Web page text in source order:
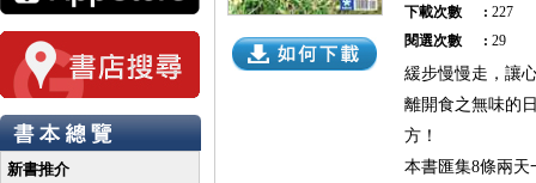
新書推介
下載次數
: 227
閱選次數
: 29
緩步慢慢走，讓
離開食之無味的
方！
本書匯集8條兩